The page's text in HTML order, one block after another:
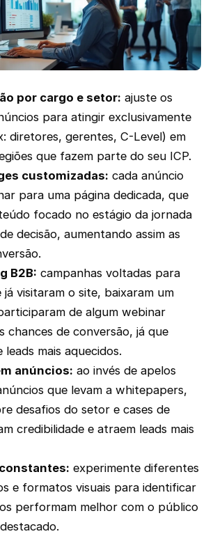
por cargo e setor: ajuste os
para atingir exclusivamente
diretores, gerentes, C-Level) em
que fazem parte do seu ICP.
customizadas: cada anúncio
para uma página dedicada, que
focado no estágio da jornada
decisão, aumentando assim as
B2B: campanhas voltadas para
já visitaram o site, baixaram um
de algum webinar
chances de conversão, já que
mais aquecidos.
anúncios: ao invés de apelos
que levam a whitepapers,
desafios do setor e cases de
credibilidade e atraem leads mais
experimente diferentes
e formatos visuais para identificar
performam melhor com o público